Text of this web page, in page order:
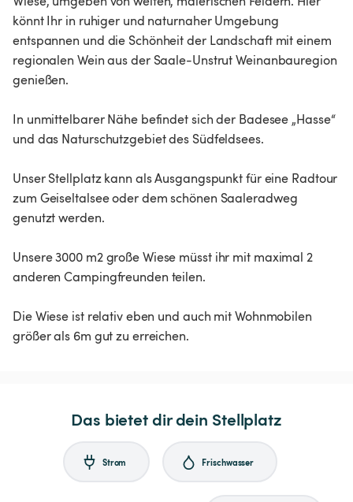
könnt Ihr in ruhiger und naturnaher Umgebung
entspannen und die Schönheit der Landschaft mit einem
regionalen Wein aus der Saale-Unstrut Weinanbauregion
genießen.
In unmittelbarer Nähe befindet sich der Badesee „Hasse“
und das Naturschutzgebiet des Südfeldsees.
Unser Stellplatz kann als Ausgangspunkt für eine Radtour
zum Geiseltalsee oder dem schönen Saaleradweg
genutzt werden.
Unsere 3000 m2 große Wiese müsst ihr mit maximal 2
anderen Campingfreunden teilen.
Die Wiese ist relativ eben und auch mit Wohnmobilen
größer als 6m gut zu erreichen.
Das bietet dir dein Stellplatz
Strom Frischwasser